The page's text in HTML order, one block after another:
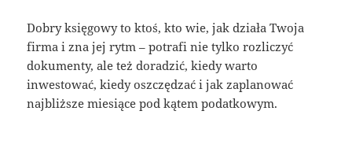
Dobry księgowy to ktoś, kto wie, jak działa Twoja
firma i zna jej rytm – potrafi nie tylko rozliczyć
dokumenty, ale też doradzić, kiedy warto
inwestować, kiedy oszczędzać i jak zaplanować
najbliższe miesiące pod kątem podatkowym.